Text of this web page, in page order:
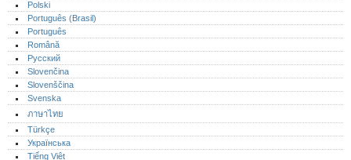
Polski
Português (Brasil)
Português‎
Română
Русский
Slovenčina
Slovenščina
Svenska
ภาษาไทย
Türkçe
Українська
Tiếng Việt